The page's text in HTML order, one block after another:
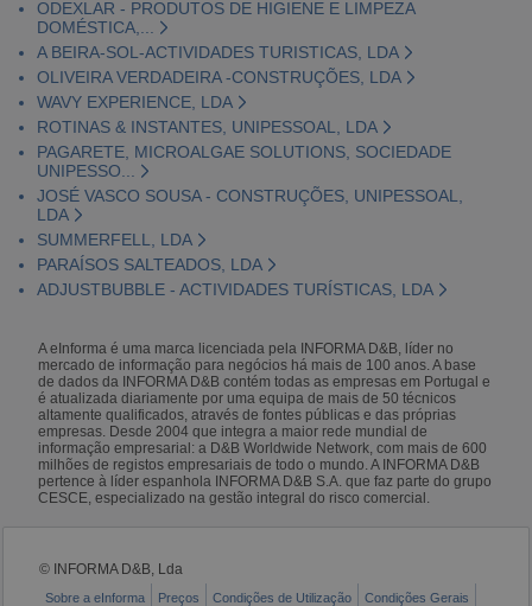
ODEXLAR - PRODUTOS DE HIGIENE E LIMPEZA
DOMÉSTICA,...
A BEIRA-SOL-ACTIVIDADES TURISTICAS, LDA
OLIVEIRA VERDADEIRA -CONSTRUÇÕES, LDA
WAVY EXPERIENCE, LDA
ROTINAS & INSTANTES, UNIPESSOAL, LDA
PAGARETE, MICROALGAE SOLUTIONS, SOCIEDADE
UNIPESSO...
JOSÉ VASCO SOUSA - CONSTRUÇÕES, UNIPESSOAL,
LDA
SUMMERFELL, LDA
PARAÍSOS SALTEADOS, LDA
ADJUSTBUBBLE - ACTIVIDADES TURÍSTICAS, LDA
A eInforma é uma marca licenciada pela INFORMA D&B, líder no
mercado de informação para negócios há mais de 100 anos. A base
de dados da INFORMA D&B contém todas as empresas em Portugal e
é atualizada diariamente por uma equipa de mais de 50 técnicos
altamente qualificados, através de fontes públicas e das próprias
empresas. Desde 2004 que integra a maior rede mundial de
informação empresarial: a D&B Worldwide Network, com mais de 600
milhões de registos empresariais de todo o mundo. A INFORMA D&B
pertence à líder espanhola INFORMA D&B S.A. que faz parte do grupo
CESCE, especializado na gestão integral do risco comercial.
© INFORMA D&B, Lda
Sobre a eInforma Preços Condições de Utilização Condições Gerais